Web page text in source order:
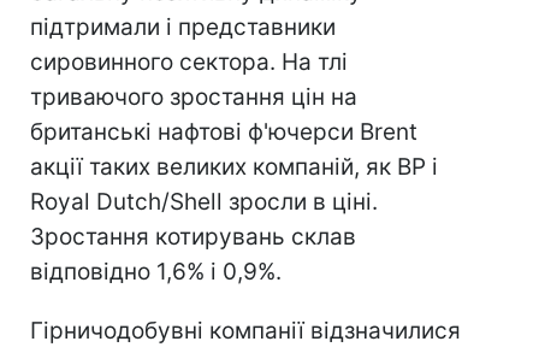
підтримали і представники
сировинного сектора. На тлі
триваючого зростання цін на
британські нафтові ф'ючерси Brent
акції таких великих компаній, як BP і
Royal Dutch/Shell зросли в ціні.
Зростання котирувань склав
відповідно 1,6% і 0,9%.
Гірничодобувні компанії відзначилися